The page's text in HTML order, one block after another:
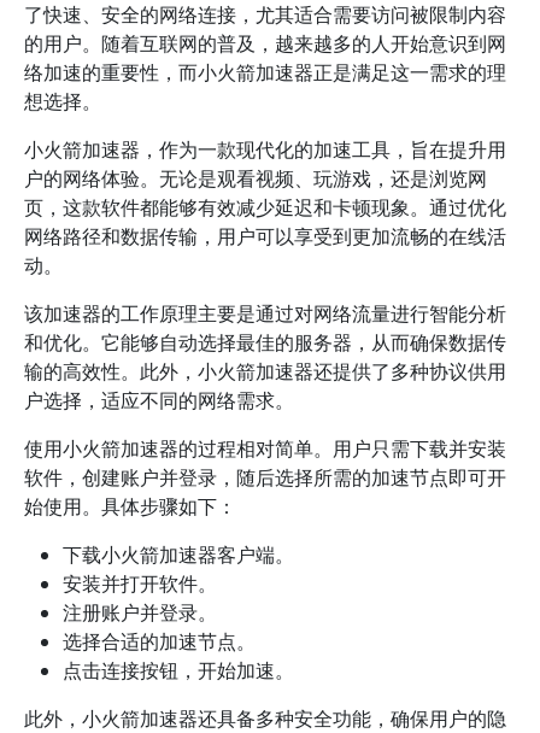
了快速、安全的网络连接，尤其适合需要访问被限制内容
的用户。随着互联网的普及，越来越多的人开始意识到网
络加速的重要性，而小火箭加速器正是满足这一需求的理
想选择。
小火箭加速器，作为一款现代化的加速工具，旨在提升用
户的网络体验。无论是观看视频、玩游戏，还是浏览网
页，这款软件都能够有效减少延迟和卡顿现象。通过优化
网络路径和数据传输，用户可以享受到更加流畅的在线活
动。
该加速器的工作原理主要是通过对网络流量进行智能分析
和优化。它能够自动选择最佳的服务器，从而确保数据传
输的高效性。此外，小火箭加速器还提供了多种协议供用
户选择，适应不同的网络需求。
使用小火箭加速器的过程相对简单。用户只需下载并安装
软件，创建账户并登录，随后选择所需的加速节点即可开
始使用。具体步骤如下：
下载小火箭加速器客户端。
安装并打开软件。
注册账户并登录。
选择合适的加速节点。
点击连接按钮，开始加速。
此外，小火箭加速器还具备多种安全功能，确保用户的隐